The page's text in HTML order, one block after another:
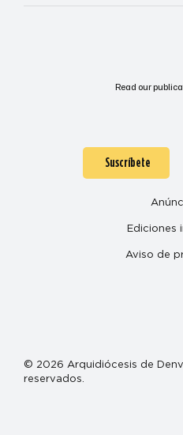
Read our
Suscríbete
Ediciones
Aviso de
© 2026 Arquidiócesis de
reservados.